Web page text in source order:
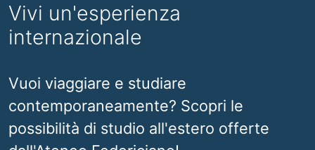
Vivi un'esperienza
internazionale
Vuoi viaggiare e studiare
contemporaneamente? Scopri le
possibilità di studio all'estero offerte